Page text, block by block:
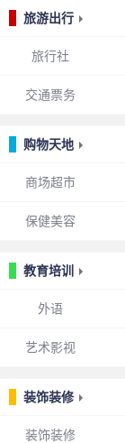
旅游出行
旅行社
交通票务
购物天地
商场超市
保健美容
教育培训
外语
艺术影视
装饰装修
装饰装修